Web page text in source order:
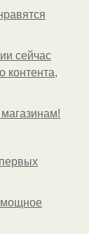
сейчас
контента,
мощное